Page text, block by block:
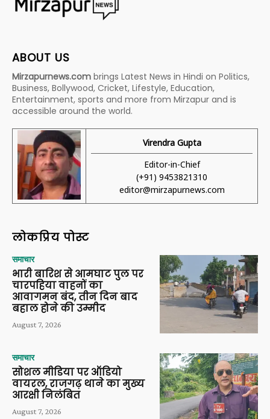
ABOUT US
Mirzapurnews.com brings Latest News in Hindi on Politics,
Business, Bollywood, Cricket, Lifestyle, Education,
Entertainment, sports and more from Mirzapur and is
accessible around the world.
Virendra Gupta
Editor-in-Chief
(+91) 9453821310
editor@mirzapurnews.com
लोकप्रिय पोस्ट
समाचार
भारी बारिश से आमघाट पुल पर
चारपहिया वाहनों का
आवागमन बंद, तीन दिन बाद
बहाल होने की उम्मीद
August 7, 2026
समाचार
सोशल मीडिया पर ऑडियो
वायरल, राजगढ़ थाने का मुख्य
आरक्षी निलंबित
August 7, 2026